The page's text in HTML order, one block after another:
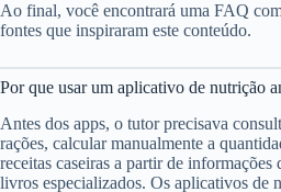
Ao final, você encontrará uma FAQ
fontes que inspiraram este conteúdo.
Por que usar um aplicativo de nutrição
Antes dos apps, o tutor precisava
rações, calcular manualmente a
receitas caseiras a partir de informações
livros especializados. Os aplicativos de